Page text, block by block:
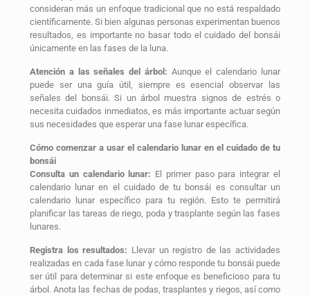
consideran más un enfoque tradicional que no está respaldado
científicamente. Si bien algunas personas experimentan buenos
resultados, es importante no basar todo el cuidado del bonsái
únicamente en las fases de la luna.
Atención a las señales del árbol: Aunque el calendario lunar
puede ser una guía útil, siempre es esencial observar las
señales del bonsái. Si un árbol muestra signos de estrés o
necesita cuidados inmediatos, es más importante actuar según
sus necesidades que esperar una fase lunar específica.
Cómo comenzar a usar el calendario lunar en el cuidado de tu
bonsái
Consulta un calendario lunar: El primer paso para integrar el
calendario lunar en el cuidado de tu bonsái es consultar un
calendario lunar específico para tu región. Esto te permitirá
planificar las tareas de riego, poda y trasplante según las fases
lunares.
Registra los resultados: Llevar un registro de las actividades
realizadas en cada fase lunar y cómo responde tu bonsái puede
ser útil para determinar si este enfoque es beneficioso para tu
árbol. Anota las fechas de podas, trasplantes y riegos, así como